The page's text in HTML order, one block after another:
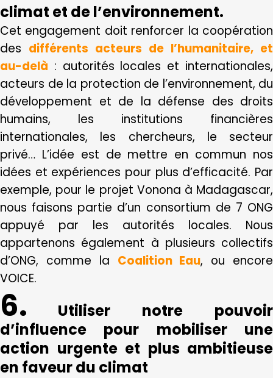
climat et de l’environnement.
Cet engagement doit renforcer la coopération
des différents acteurs de l’humanitaire, et
au-delà : autorités locales et internationales,
acteurs de la protection de l’environnement, du
développement et de la défense des droits
humains, les institutions financières
internationales, les chercheurs, le secteur
privé… L’idée est de mettre en commun nos
idées et expériences pour plus d’efficacité. Par
exemple, pour le projet Vonona à Madagascar,
nous faisons partie d’un consortium de 7 ONG
appuyé par les autorités locales. Nous
appartenons également à plusieurs collectifs
d’ONG, comme la Coalition Eau, ou encore
VOICE.
6.
Utiliser notre pouvoir
d’influence pour mobiliser une
action urgente et plus ambitieuse
en faveur du climat